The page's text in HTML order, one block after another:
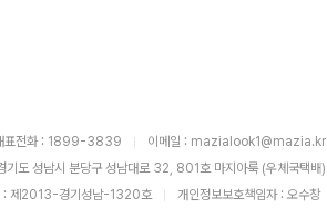
표전화 : 1899-3839
이메일 : mazialook1@mazia.kr
기도 성남시 분당구 성남대로 32, 801호 마지아룩 (우체국택배)
: 제2013-경기성남-1320호
개인정보보호책임자 : 오수창